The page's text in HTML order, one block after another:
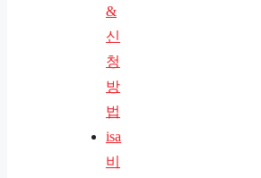
&
신
청
방
법
isa
비